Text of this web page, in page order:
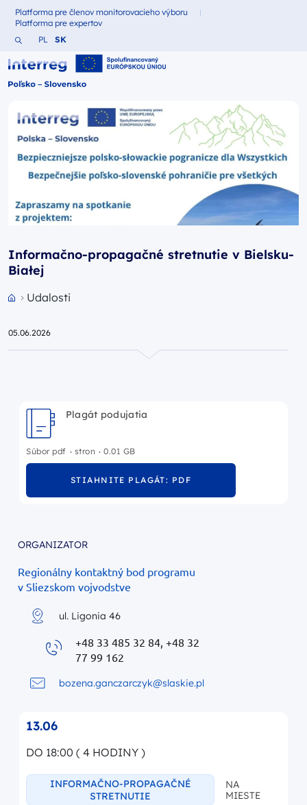
Fundusze dla
Platforma pre členov monitorovacieho výboru
Fundusze dla
Platforma pre expertov
Vyhľadajte webovú stránku
Zmień język na Polština
PL Zmień język na Slovenčina
SK
Interreg Polska – Słowacja 2021-2027
Informačno-propagačné stretnutie v Bielsku-
Białej
Udalosti
05.06.2026
13.06
DO 18:00 ( 4 HODINY )
INFORMAČNO-PROPAGAČNÉ
STRETNUTIE
NA
MIESTE
ORGANIZATOR
Regionálny kontaktný bod programu
v Sliezskom vojvodstve
ul. Ligonia 46
+48 33 485 32 84, +48 32
77 99 162
bozena.ganczarczyk@slaskie.pl
Plagát podujatia
Súbor pdf . stron . 0.01 GB
STIAHNITE PLAGÁT: PDF